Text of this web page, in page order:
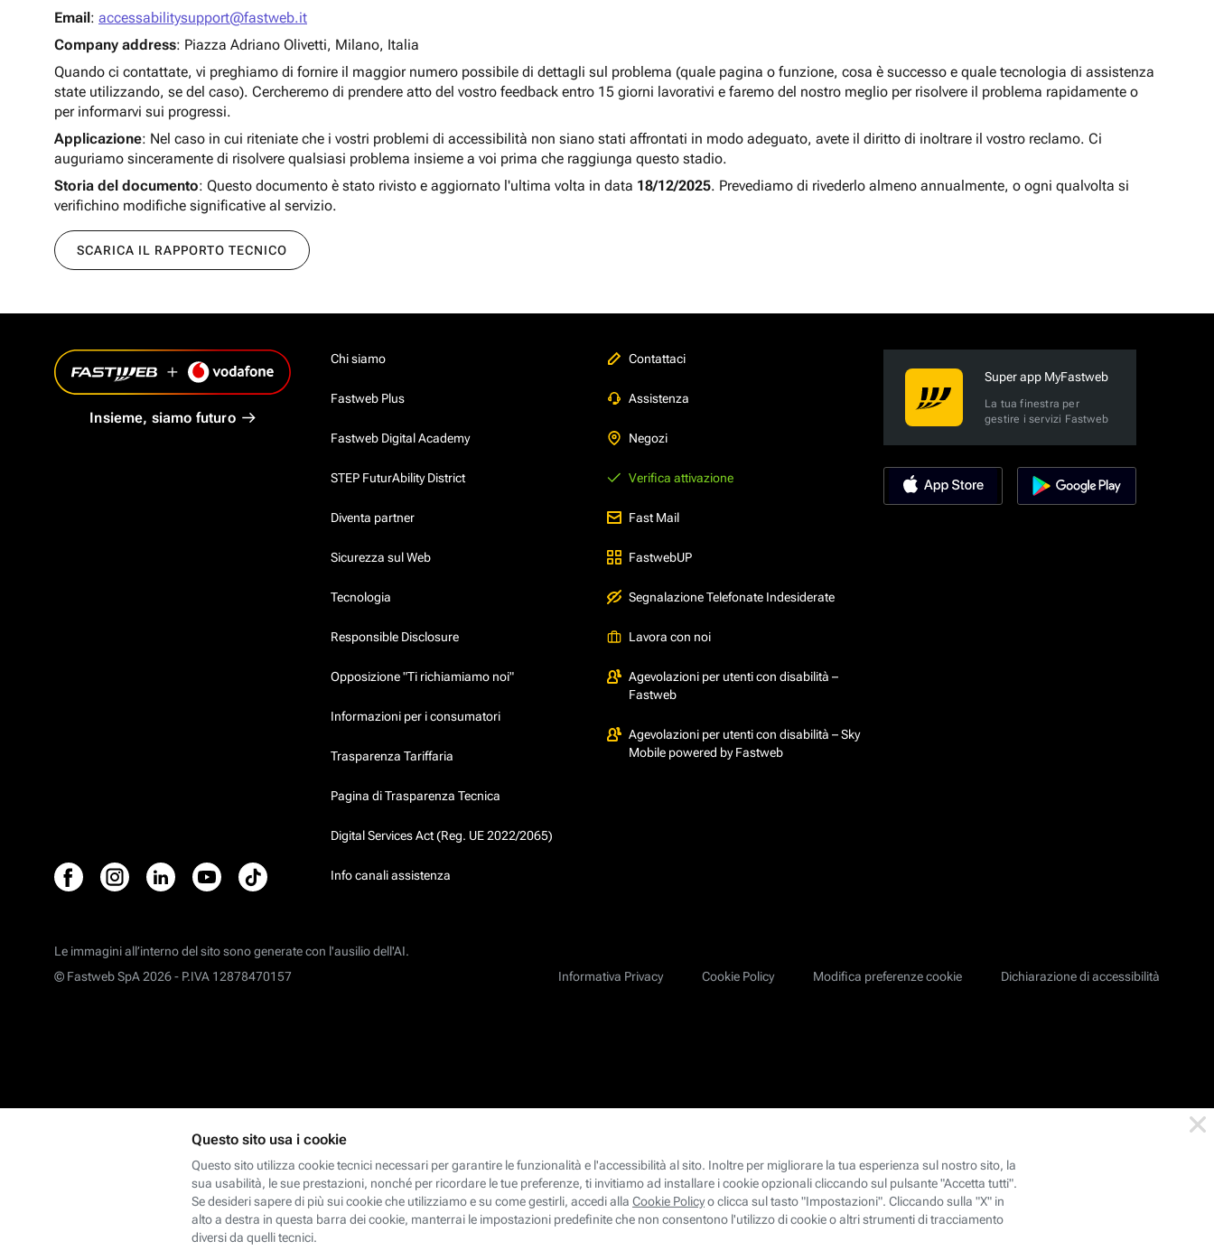
Email: accessabilitysupport@fastweb.it
Company address: Piazza Adriano Olivetti, Milano, Italia
Quando ci contattate, vi preghiamo di fornire il maggior numero possibile di dettagli sul problema (quale pagina o funzione, cosa è successo e quale tecnologia di assistenza
state utilizzando, se del caso). Cercheremo di prendere atto del vostro feedback entro 15 giorni lavorativi e faremo del nostro meglio per risolvere il problema rapidamente o
per informarvi sui progressi.
Applicazione: Nel caso in cui riteniate che i vostri problemi di accessibilità non siano stati affrontati in modo adeguato, avete il diritto di inoltrare il vostro reclamo. Ci
auguriamo sinceramente di risolvere qualsiasi problema insieme a voi prima che raggiunga questo stadio.
Storia del documento: Questo documento è stato rivisto e aggiornato l'ultima volta in data 18/12/2025. Prevediamo di rivederlo almeno annualmente, o ogni qualvolta si
verifichino modifiche significative al servizio.
SCARICA IL RAPPORTO TECNICO
Insieme, siamo futuro
Chi siamo
Fastweb Plus
Fastweb Digital Academy
STEP FuturAbility District
Diventa partner
Sicurezza sul Web
Tecnologia
Responsible Disclosure
Opposizione "Ti richiamiamo noi"
Informazioni per i consumatori
Trasparenza Tariffaria
Pagina di Trasparenza Tecnica
Digital Services Act (Reg. UE 2022/2065)
Info canali assistenza
Contattaci
Assistenza
Negozi
Verifica attivazione
Fast Mail
FastwebUP
Segnalazione Telefonate Indesiderate
Lavora con noi
Agevolazioni per utenti con disabilità –
Fastweb
Agevolazioni per utenti con disabilità – Sky
Mobile powered by Fastweb
Super app MyFastweb
La tua finestra per
gestire i servizi Fastweb
Le immagini all’interno del sito sono generate con l'ausilio dell'AI.
Informativa Privacy
Cookie Policy Modifica preferenze cookie Dichiarazione di accessibilità
© Fastweb SpA 2026 - P.IVA 12878470157